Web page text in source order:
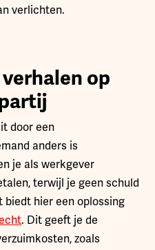
verlichten.
op
door een
anders is
je als werkgever
terwijl je geen schuld
biedt hier een oplossing
. Dit geeft je de
zoals